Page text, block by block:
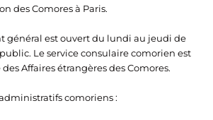
des Comores à Paris.
général est ouvert du lundi au jeudi de
Le service consulaire comorien est
Affaires étrangères des Comores.
comoriens :